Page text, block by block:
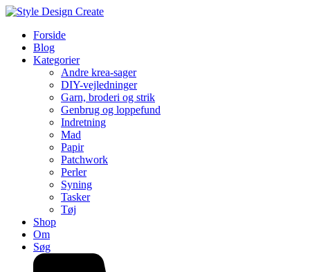
Forside
Blog
Kategorier
Andre krea-sager
DIY-vejledninger
Garn, broderi og strik
Genbrug og loppefund
Indretning
Mad
Papir
Patchwork
Perler
Syning
Tasker
Tøj
Shop
Om
Søg